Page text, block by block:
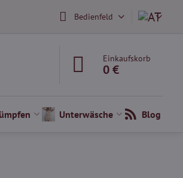
Bedienfeld
Einkaufskorb
0 €
Unterwäsche Blog